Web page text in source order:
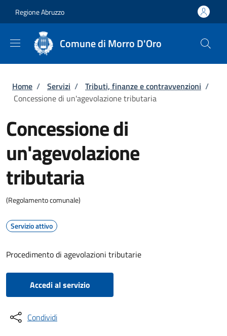
Regione Abruzzo
Comune di Morro D'Oro
Briciole di pane
Home / Servizi / Tributi, finanze e contravvenzioni /
Concessione di un'agevolazione tributaria
Concessione di
un'agevolazione
tributaria
(Regolamento comunale)
Servizio attivo
Procedimento di agevolazioni tributarie
Accedi al servizio
Condividi